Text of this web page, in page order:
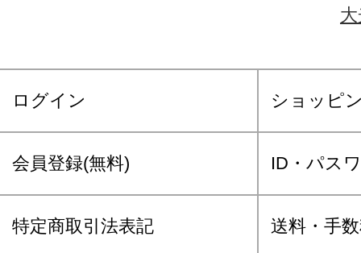
ログイン ショッピ
会員登録(無料) ID・パス
特定商取引法表記 送料・手